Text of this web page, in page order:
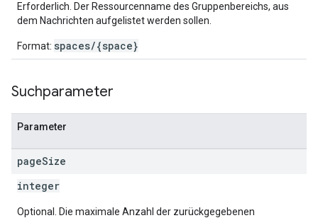
Erforderlich. Der Ressourcenname des Gruppenbereichs, aus
dem Nachrichten aufgelistet werden sollen.
Format: spaces/{space}
Suchparameter
Parameter
pageSize
integer
Optional. Die maximale Anzahl der zurückgegebenen